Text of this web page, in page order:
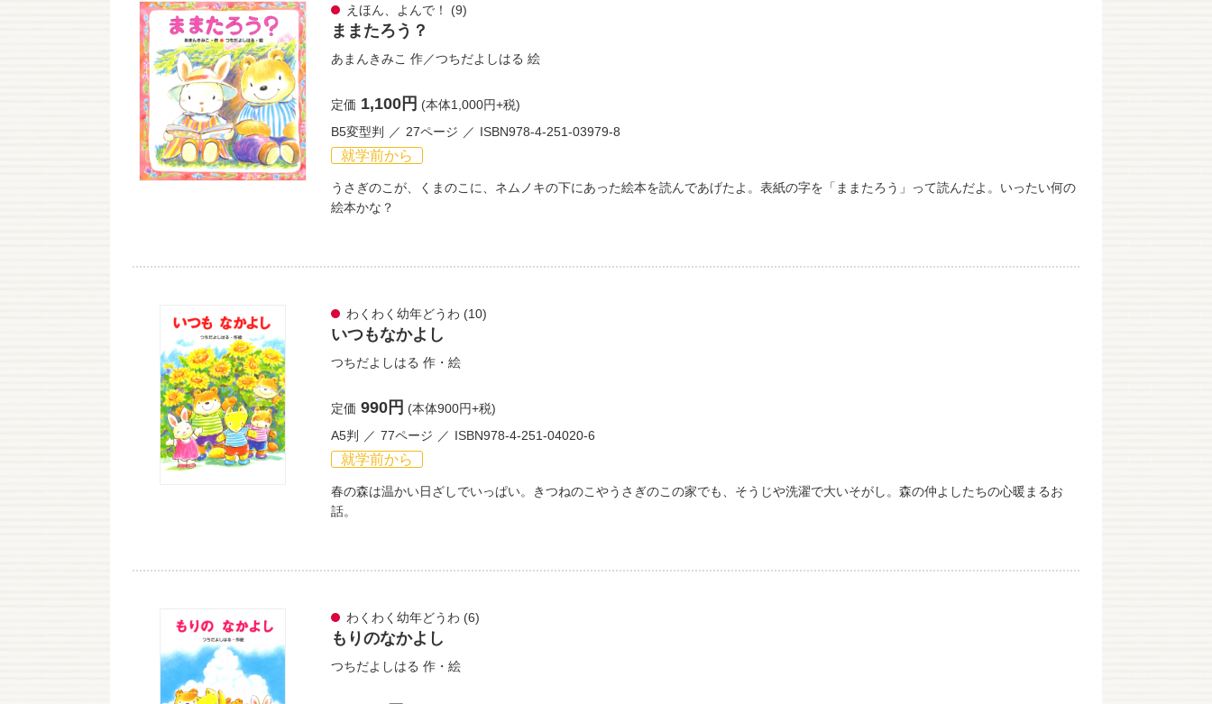
えほん、よんで！ (9)
ままたろう？
あまんきみこ 作／つちだよしはる 絵
定価 1,100円 (本体1,000円+税)
B5変型判
27ページ ISBN978-4-251-03979-8
就学前から
うさぎのこが、くまのこに、ネムノキの下にあった絵本を読んであげたよ。表紙の字を「ままたろう」って読んだよ。いったい何の
絵本かな？
わくわく幼年どうわ (10)
いつもなかよし
つちだよしはる 作・絵
定価 990円 (本体900円+税)
A5判
77ページ ISBN978-4-251-04020-6
就学前から
春の森は温かい日ざしでいっぱい。きつねのこやうさぎのこの家でも、そうじや洗濯で大いそがし。森の仲よしたちの心暖まるお
話。
わくわく幼年どうわ (6)
もりのなかよし
つちだよしはる 作・絵